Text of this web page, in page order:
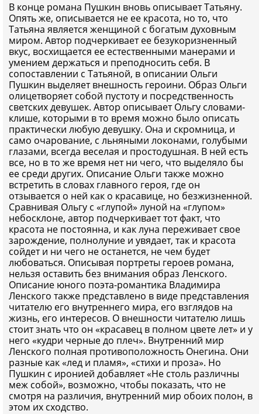
В конце романа Пушкин вновь описывает Татьяну.
Опять же, описывается не ее красота, но то, что
Татьяна является женщиной с богатым духовным
миром. Автор подчеркивает ее безукоризненный
вкус, восхищается ее естественными манерами и
умением держаться и преподносить себя. В
сопоставлении с Татьяной, в описании Ольги
Пушкин выделяет внешность героини. Образ Ольги
олицетворяет собой пустоту и посредственность
светских девушек. Автор описывает Ольгу словами-
клише, которыми в то время можно было описать
практически любую девушку. Она и скромница, и
само очарование, с льняными локонами, голубыми
глазами, всегда веселая и простодушная. В ней есть
все, но в то же время нет ни чего, что выделяло бы
ее среди других. Описание Ольги также можно
встретить в словах главного героя, где он
отзывается о ней как о красавице, но безжизненной.
Сравнивая Ольгу с «глупой» луной на «глупом»
небосклоне, автор подчеркивает тот факт, что
красота не постоянна, и как луна переживает свое
зарождение, полнолуние и увядает, так и красота
сойдет и ни чего не останется, не чем будет
любоваться. Описывая портреты героев романа,
нельзя оставить без внимания образ Ленского.
Описание юного поэта-романтика Владимира
Ленского также представлено в виде представления
читателю его внутреннего мира, его взглядов на
жизнь, его интересов. О внешности читателю лишь
стоит знать что он «красавец в полном цвете лет» и у
него «кудри черные до плеч». Внутренний мир
Ленского полная противоположность Онегина. Они
разные как «лед и пламя», «стихи и проза». Но
Пушкин с иронией добавляет «Не столь различны
меж собой», возможно, чтобы показать, что не
смотря на различия, внутренний мир обоих полон, в
этом их сходство.